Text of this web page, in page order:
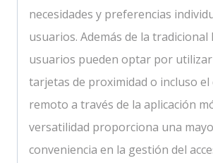
necesidades y preferencias
usuarios. Además de la tradicional
usuarios pueden optar por
tarjetas de proximidad o incluso el
remoto a través de la aplicación
versatilidad proporciona una
conveniencia en la gestión del